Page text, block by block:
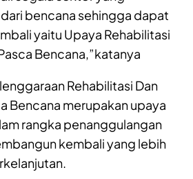
bencana sehingga dapat
yaitu Upaya Rehabilitasi
Bencana,”katanya
Rehabilitasi Dan
Bencana merupakan upaya
rangka penanggulangan
kembali yang lebih